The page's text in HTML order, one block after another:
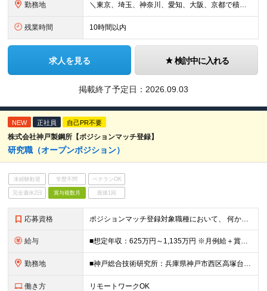
勤務地 ＼東京、埼玉、神奈川、愛知、大阪、京都で積極採用中！／ ・東京都：品川区 ・埼玉県：和光市 ・神奈川県：横浜市戸塚区、藤沢市 ・茨城県：つくば市 Lマイカー通勤OK！ ・愛知県：犬山市
残業時間 10時間以内
求人を見る 検討中に入れる
掲載終了予定日： 2026.09.03
NEW 正社員 自己PR不要
株式会社神戸製鋼所【ポジションマッチ登録】
研究職（オープンポジション）
未経験歓迎 学歴不問 ベテランOK
完全週休2日 賞与複数月 面接1回
応募資格 ポジションマッチ登録対象職種において、 何かしらの知識・経験を有する方 【活かせる経験・スキル】 ・機械/材料/制御/化学/化学工学/電気・電子/情報/物理のいずれかに専門性をお持ちの方 ＜求め
給与 ■想定年収：625万円～1,135万円 ※月例給＋賞与＋諸手当 ※賞与年2回（6月、12月） ※残業手当は残業時間に応じて支給 ※給与額はあなたの経験と実績を踏まえて決定いたします ※試用期間2ヶ月あ
勤務地 ■神戸総合技術研究所：兵庫県神戸市西区高塚台1-5-5 ■加古川製鉄所：兵庫県加古川市金沢町1 ■高砂製作所：兵庫県高砂市荒井町新浜2-3-1 ※業務の都合等により、会社の指示する業務への 異動を命
働き方 リモートワークOK